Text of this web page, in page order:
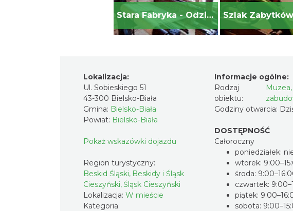
Stara Fabryka - Odział Muzeum Historycznego
Lokalizacja:
Ul. Sobieskiego 51
43-300 Bielsko-Biała
Gmina: Bielsko-Biała
Powiat: Bielsko-Biała
Pokaż wskazówki dojazdu
Region turystyczny:
Beskid Śląski, Beskidy i Śląsk
Cieszyński, Śląsk Cieszyński
Lokalizacja: W mieście
Kategoria:
Informacje ogólne:
Rodzaj
obiektu:
Muzea,
Godziny otwarcia:
DOSTĘPNOŚĆ
Całoroczny
poniedziałek:
wtorek:
środa:
czwartek:
piątek:
sobota: